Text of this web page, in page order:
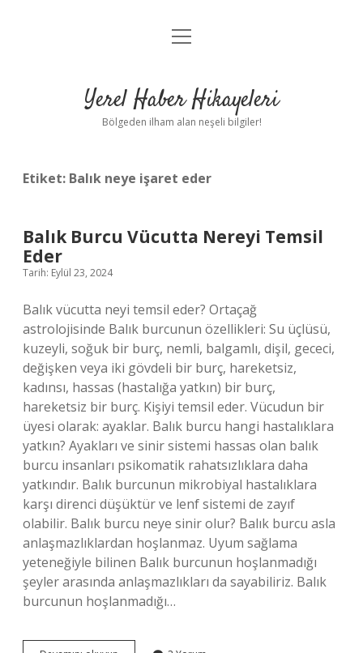
Anasayfa
Yasal Uyarı
menüyü
Yerel Haber Hikayeleri
Bölgeden ilham alan neşeli bilgiler!
Etiket: Balık neye işaret eder
Balık Burcu Vücutta Nereyi Temsil
Eder
Tarih: Eylül 23, 2024
Balık vücutta neyi temsil eder? Ortaçağ
astrolojisinde Balık burcunun özellikleri: Su üçlüsü,
kuzeyli, soğuk bir burç, nemli, balgamlı, dişil, gececi,
değişken veya iki gövdeli bir burç, hareketsiz,
kadınsı, hassas (hastalığa yatkın) bir burç,
hareketsiz bir burç. Kişiyi temsil eder. Vücudun bir
üyesi olarak: ayaklar. Balık burcu hangi hastalıklara
yatkın? Ayakları ve sinir sistemi hassas olan balık
burcu insanları psikomatik rahatsızlıklara daha
yatkındır. Balık burcunun mikrobiyal hastalıklara
karşı direnci düşüktür ve lenf sistemi de zayıf
olabilir. Balık burcu neye sinir olur? Balık burcu asla
anlaşmazlıklardan hoşlanmaz. Uyum sağlama
yeteneğiyle bilinen Balık burcunun hoşlanmadığı
şeyler arasında anlaşmazlıkları da sayabiliriz. Balık
burcunun hoşlanmadığı…